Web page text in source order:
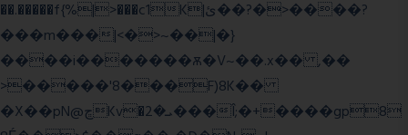
��.�����f{%|>���c1K|ئ��?�>����?
���m���|<�>~��|�}
����i�������ѫ�V~��.x�� ,��
>�����'8���F)8K��
�X��pN@ڇKv�ܝ�2���Î;�+����gp8